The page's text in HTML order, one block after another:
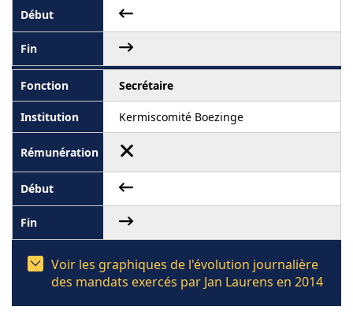
Secrétaire
Kermiscomité Boezinge
Voir les graphiques de l'évolution journalière
des mandats exercés par Jan Laurens en 2014